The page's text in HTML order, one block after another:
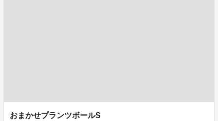
おまかせプランツボールS